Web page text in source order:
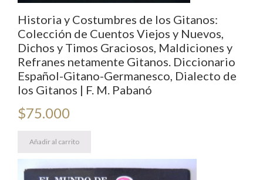
Historia y Costumbres de los Gitanos:
Colección de Cuentos Viejos y Nuevos,
Dichos y Timos Graciosos, Maldiciones y
Refranes netamente Gitanos. Diccionario
Español-Gitano-Germanesco, Dialecto de
los Gitanos | F. M. Pabanó
$75.000
Añadir al carrito